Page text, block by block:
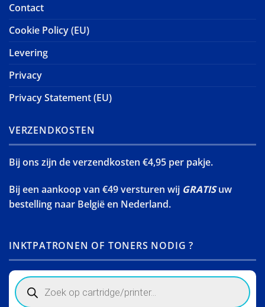
Contact
Cookie Policy (EU)
Levering
Privacy
Privacy Statement (EU)
VERZENDKOSTEN
Bij ons zijn de verzendkosten €4,95 per pakje.
Bij een aankoop van €49 versturen wij GRATISuw
bestelling naar België en Nederland.
INKTPATRONEN OF TONERS NODIG ?
Products
search